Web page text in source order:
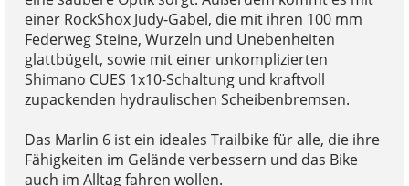
einer RockShox Judy-Gabel, die mit ihren 100 mm
Federweg Steine, Wurzeln und Unebenheiten
glattbügelt, sowie mit einer unkomplizierten
Shimano CUES 1x10-Schaltung und kraftvoll
zupackenden hydraulischen Scheibenbremsen.
Das Marlin 6 ist ein ideales Trailbike für alle, die ihre
Fähigkeiten im Gelände verbessern und das Bike
auch im Alltag fahren wollen.